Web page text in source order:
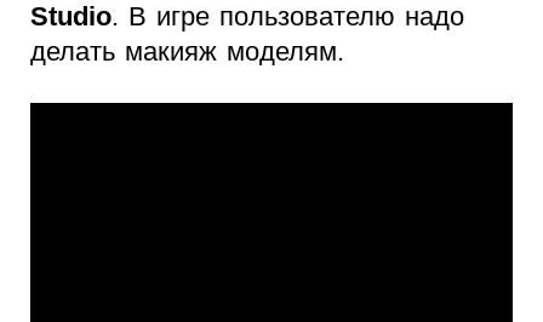
Studio. В игре пользователю надо
делать макияж моделям.